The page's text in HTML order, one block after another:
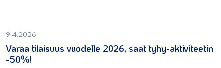
9.4.2026
Varaa tilaisuus vuodelle 2026, saat tyhy-aktiviteetin
-50%!